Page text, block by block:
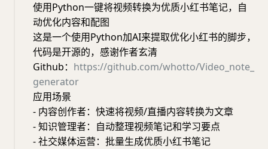
使用Python一键将视频转换为优质小红书笔记，自
动优化内容和配图
这是一个使用Python加AI来提取优化小红书的脚步，
代码是开源的，感谢作者玄清
Github： https://github.com/whotto/Video_note_
generator
应用场景
- 内容创作者：快速将视频/直播内容转换为文章
- 知识管理者：自动整理视频笔记和学习要点
- 社交媒体运营：批量生成优质小红书笔记